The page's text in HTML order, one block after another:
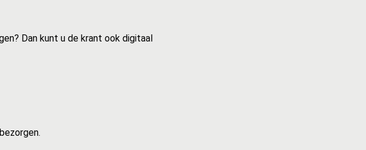
Dan kunt u de krant ook digitaal